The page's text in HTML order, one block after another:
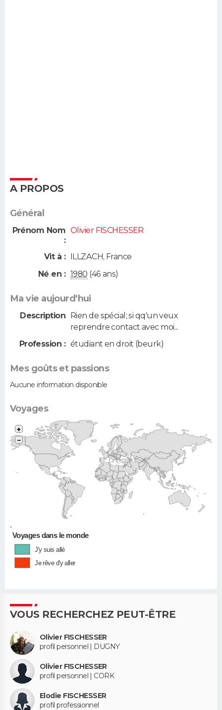
A PROPOS
Général
Prénom Nom
:
Olivier FISCHESSER
Vit à : ILLZACH, France
Né en : 1980 (46 ans)
Ma vie aujourd'hui
Description Rien de spécial; si qq'un veux
reprendre contact avec moi...
Profession : étudiant en droit (beurk)
Mes goûts et passions
Aucune information disponible
Voyages
•
+
−
Voyages dans le monde
J'y suis allé
Je rêve d'y aller
VOUS RECHERCHEZ PEUT-ÊTRE
Olivier FISCHESSER
profil personnel | DUGNY
Olivier FISCHESSER
profil personnel | CORK
Elodie FISCHESSER
profil professionnel